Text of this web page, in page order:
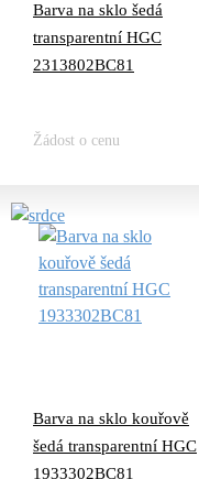
Barva na sklo šedá
transparentní HGC
2313802BC81
Žádost o cenu
Barva na sklo kouřově
šedá transparentní HGC
1933302BC81